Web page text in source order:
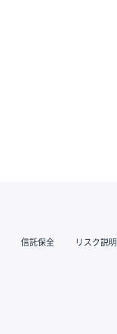
信託保全 リスク説明